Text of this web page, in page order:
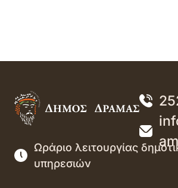
Ωράριο λειτουργίας
υπηρεσιών